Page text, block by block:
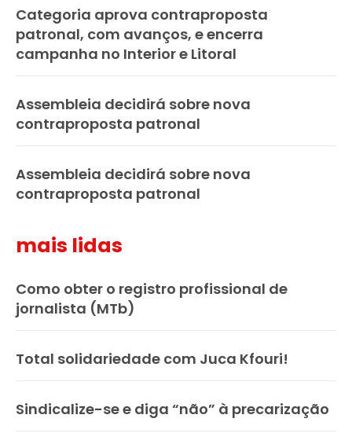
Categoria aprova contraproposta
patronal, com avanços, e encerra
campanha no Interior e Litoral
Assembleia decidirá sobre nova
contraproposta patronal
Assembleia decidirá sobre nova
contraproposta patronal
mais lidas
Como obter o registro profissional de
jornalista (MTb)
Total solidariedade com Juca Kfouri!
Sindicalize-se e diga “não” à precarização